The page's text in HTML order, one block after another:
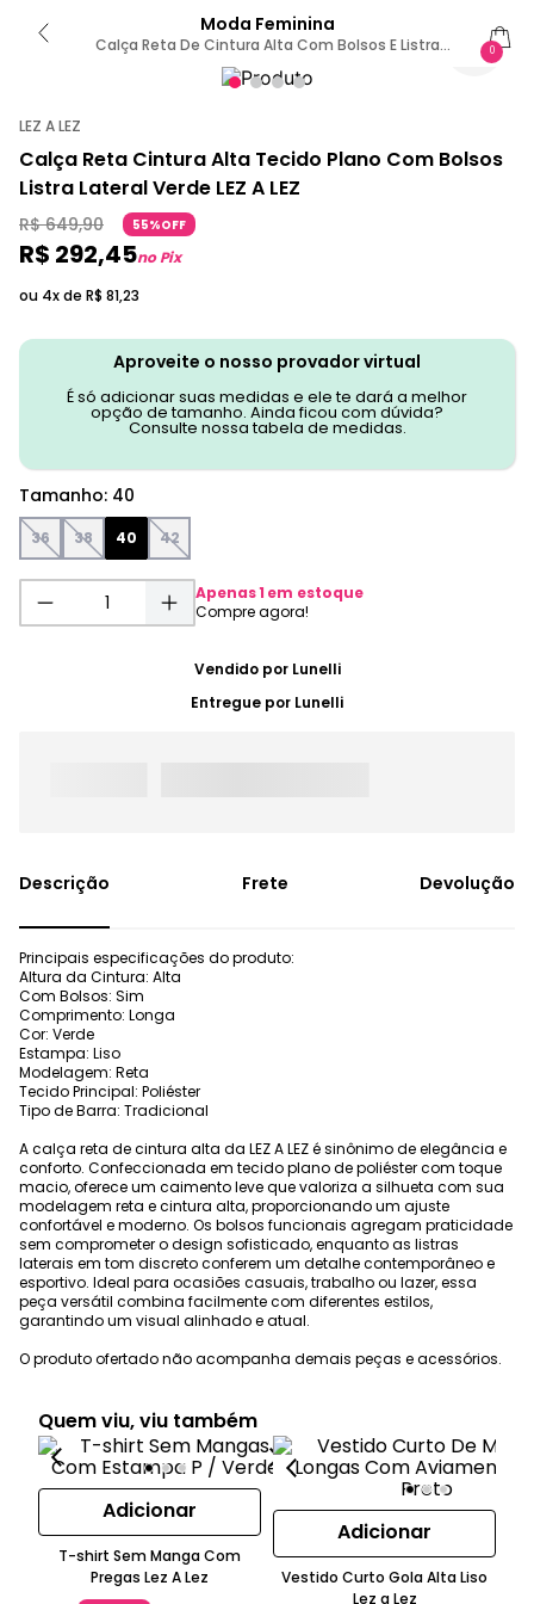
Moda Feminina
Calça Reta De Cintura Alta Com Bolsos E Listra
Lateral 40 / Verde
0
LEZ A LEZ
Calça Reta Cintura Alta Tecido Plano Com Bolsos
Listra Lateral Verde LEZ A LEZ
R$ 649,90 55%OFF
R$ 292,45no Pix
ou 4x de R$ 81,23
Aproveite o nosso provador virtual
É só adicionar suas medidas e ele te dará a melhor
opção de tamanho. Ainda ficou com dúvida?
Consulte nossa tabela de medidas.
Tamanho: 40
36 38 40 42
Apenas1 em estoque
Vendido por Lunelli
Entregue por Lunelli
Frete Devolução
Principais especificações do produto:
Altura da Cintura: Alta
Com Bolsos: Sim
Comprimento: Longa
Cor: Verde
Estampa: Liso
Modelagem: Reta
Tecido Principal: Poliéster
Tipo de Barra: Tradicional
A calça reta de cintura alta da LEZ A LEZ é sinônimo de elegância e
conforto. Confeccionada em tecido plano de poliéster com toque
macio, oferece um caimento leve que valoriza a silhueta com sua
modelagem reta e cintura alta, proporcionando um ajuste
confortável e moderno. Os bolsos funcionais agregam praticidade
sem comprometer o design sofisticado, enquanto as listras
laterais em tom discreto conferem um detalhe contemporâneo e
esportivo. Ideal para ocasiões casuais, trabalho ou lazer, essa
peça versátil combina facilmente com diferentes estilos,
garantindo um visual alinhado e atual.
O produto ofertado não acompanha demais peças e acessórios.
Quem viu, viu também
Adicionar
T-shirt Sem Manga Com
Pregas Lez A Lez
Adicionar
Vestido Curto Gola Alta Liso
Lez a Lez